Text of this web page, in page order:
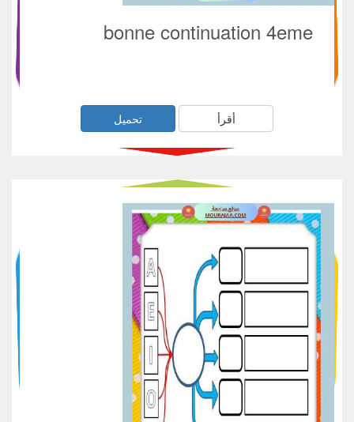
bonne continuation 4eme
أقرأ تحميل